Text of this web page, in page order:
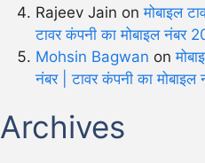
Rajeev Jain onमोबाइल
टावर कंपनी का मोबाइल नंबर
Mohsin Bagwan on
नंबर | टावर कंपनी का
Archives